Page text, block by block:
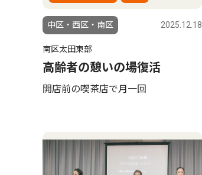
中区・西区・南区 2025.12.18
南区太田東部
高齢者の憩いの場復活
開店前の喫茶店で月一回